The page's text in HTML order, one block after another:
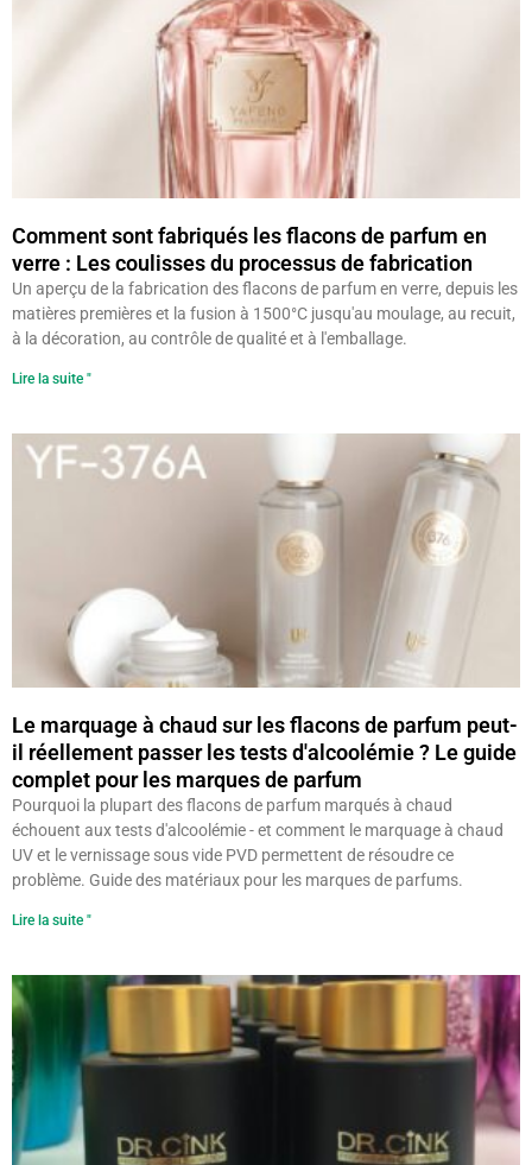
Comment sont fabriqués les flacons de parfum en
verre : Les coulisses du processus de fabrication
Un aperçu de la fabrication des flacons de parfum en verre, depuis les
matières premières et la fusion à 1500°C jusqu'au moulage, au recuit,
à la décoration, au contrôle de qualité et à l'emballage.
Lire la suite "
Le marquage à chaud sur les flacons de parfum peut-
il réellement passer les tests d'alcoolémie ? Le guide
complet pour les marques de parfum
Pourquoi la plupart des flacons de parfum marqués à chaud
échouent aux tests d'alcoolémie - et comment le marquage à chaud
UV et le vernissage sous vide PVD permettent de résoudre ce
problème. Guide des matériaux pour les marques de parfums.
Lire la suite "